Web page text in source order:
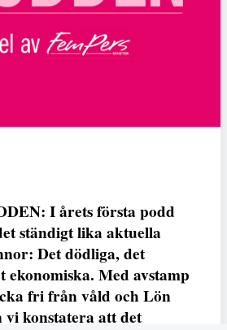
I årets första podd
ständigt lika aktuella
Det dödliga, det
ekonomiska. Med avstamp
fri från våld och Lön
vi konstatera att det